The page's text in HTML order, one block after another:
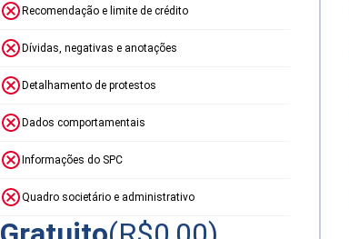
Recomendação e limite de crédito
Dívidas, negativas e anotações
Detalhamento de protestos
Dados comportamentais
Informações do SPC
Quadro societário e administrativo